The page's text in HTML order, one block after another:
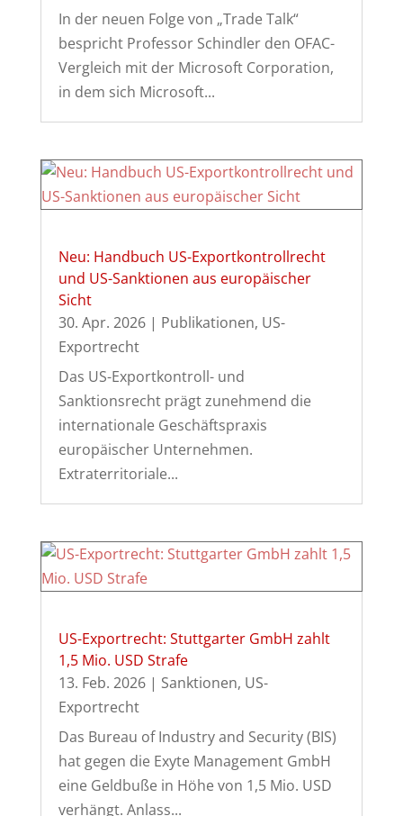
In der neuen Folge von „Trade Talk“
bespricht Professor Schindler den OFAC-
Vergleich mit der Microsoft Corporation,
in dem sich Microsoft...
Neu: Handbuch US-Exportkontrollrecht
und US-Sanktionen aus europäischer
Sicht
30. Apr. 2026| Publikationen, US-
Exportrecht
Das US-Exportkontroll- und
Sanktionsrecht prägt zunehmend die
internationale Geschäftspraxis
europäischer Unternehmen.
Extraterritoriale...
US-Exportrecht: Stuttgarter GmbH zahlt
1,5 Mio. USD Strafe
13. Feb. 2026| Sanktionen, US-
Exportrecht
Das Bureau of Industry and Security (BIS)
hat gegen die Exyte Management GmbH
eine Geldbuße in Höhe von 1,5 Mio. USD
verhängt. Anlass...